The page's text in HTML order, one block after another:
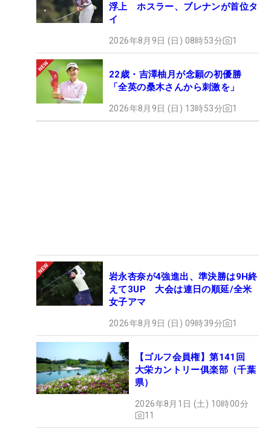
浮上 ホスラー、ブレナンが首位タ
イ
2026年8月9日 (日) 08時53分 1
22歳・吉澤柚月が念願の初優勝
「全英の桑木さんから刺激を」
2026年8月9日 (日) 13時53分 1
岩永杏奈が4強進出、準決勝は9H終
えて3UP 大会は連日の順延/全米
女子アマ
2026年8月9日 (日) 09時39分 1
【ゴルフ会員権】第141回
大栄カントリー俱楽部（千葉
県）
2026年8月1日 (土) 10時00分
11